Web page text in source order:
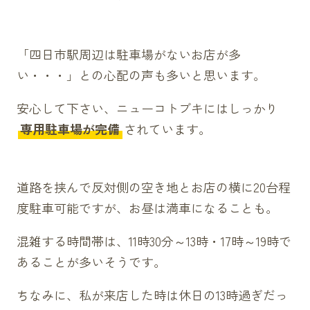
「四日市駅周辺は駐車場がないお店が多
い・・・」との心配の声も多いと思います。
安心して下さい、ニューコトブキにはしっかり
専用駐車場が完備 されています。
道路を挟んで反対側の空き地とお店の横に20台程
度駐車可能ですが、お昼は満車になることも。
混雑する時間帯は、11時30分～13時・17時～19時で
あることが多いそうです。
ちなみに、私が来店した時は休日の13時過ぎだっ